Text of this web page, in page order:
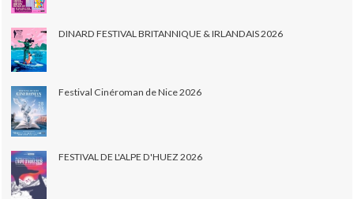
DINARD FESTIVAL BRITANNIQUE & IRLANDAIS 2026
Festival Cinéroman de Nice 2026
FESTIVAL DE L'ALPE D'HUEZ 2026